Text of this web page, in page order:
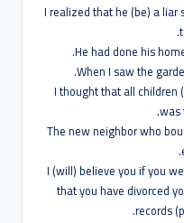
1- I realized that he (be) a
4- I thought that all
was
5- The new neighbor who
6- I (will) believe you if you
that you have divorced
records